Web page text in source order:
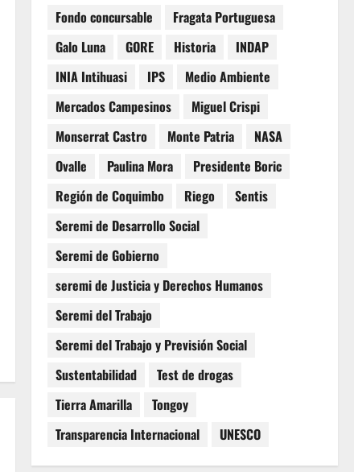
Fondo concursable
Fragata Portuguesa
Galo Luna
GORE Historia
INDAP
INIA Intihuasi
IPS
Medio Ambiente
Mercados Campesinos
Miguel Crispi
Monserrat Castro
Monte Patria
NASA
Ovalle
Paulina Mora
Presidente Boric
Región de Coquimbo
Riego
Sentis
Seremi de Desarrollo Social
Seremi de Gobierno
seremi de Justicia y Derechos Humanos
Seremi del Trabajo
Seremi del Trabajo y Previsión Social
Sustentabilidad
Test de drogas
Tierra Amarilla
Tongoy
Transparencia Internacional
UNESCO